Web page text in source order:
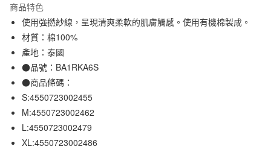
信用卡分期付款
3 期 0 利率 每期
合作金庫商業銀行
華南商業銀行
上海商業儲蓄銀行
臺灣中小企業銀行
匯豐（台灣）商業銀行
聯邦商業銀行
元大商業銀行
超商取貨付款
LINE Pay
Apple Pay
街口支付
悠遊付
商品特色
使用強撚紗線，呈現清爽柔軟的肌膚觸感。使用有機棉製成。
材質：棉100%
產地：泰國
●品號：BA1RKA6S
●商品條碼：
S:4550723002455
M:4550723002462
L:4550723002479
XL:4550723002486